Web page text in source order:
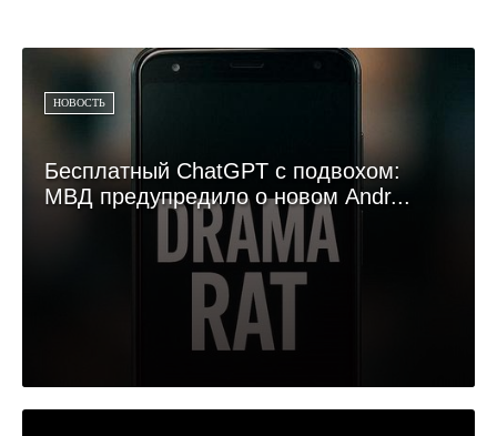
НОВОСТЬ
Бесплатный ChatGPT с подвохом:
МВД предупредило о новом Andr...